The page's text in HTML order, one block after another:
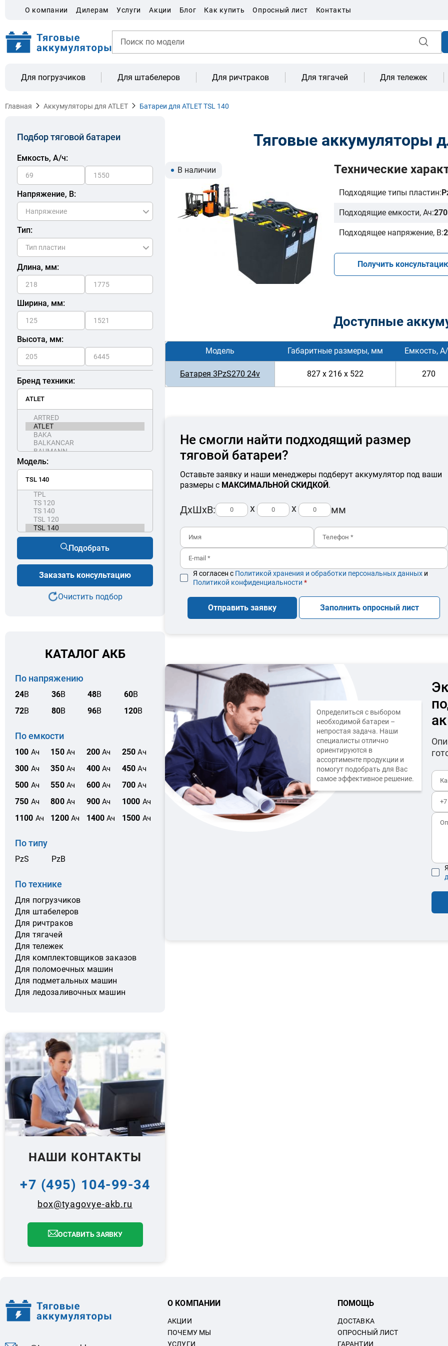
О компании Дилерам Услуги Акции Блог Как купить Опросный лист Контакты
Для погрузчиков Для штабелеров Для ричтраков Для тягачей Для тележек
Главная Аккумуляторы для ATLET Батареи для ATLET TSL 140
Подбор тяговой батареи
Емкость, A/ч:
Напряжение, В:
Тип:
Длина, мм:
Ширина, мм:
Высота, мм:
Бренд техники:
Модель:
Подобрать
Заказать консультацию
Очистить подбор
КАТАЛОГ АКБ
По напряжению
24В 36В 48В 60В
72В 80В 96В 120В
По емкости
100 Ач 150Ач 200Ач 250 Ач
300 Ач 350Ач 400Ач 450 Ач
500 Ач 550Ач 600Ач 700 Ач
750 Ач 800Ач 900Ач 1000 Ач
1100 Ач 1200Ач 1400 Ач 1500 Ач
По типу
PzS PzB
По технике
Для погрузчиков
Для штабелеров
Для ричтраков
Для тягачей
Для тележек
Для комплектовщиков заказов
Для поломоечных машин
Для подметальных машин
Для ледозаливочных машин
НАШИ КОНТАКТЫ
+7 (495) 104-99-34
box@tyagovye-akb.ru
ОСТАВИТЬ ЗАЯВКУ
Тяговые аккумуляторы
В наличии Технические
Подходящие типы пластин:
Подходящие емкости, Ач:270
Подходящее напряжение, В:
Получить
Доступные
Модель Габаритные размеры, мм Емкость,
Батарея 3PzS270 24v 827 x 216 x 522 270
Не смогли найти подходящий размер
тяговой батареи?
Оставьте заявку и наши менеджеры подберут аккумулятор под ваши
размеры с МАКСИМАЛЬНОЙ СКИДКОЙ.
ДхШхВ: x x мм
Я согласен с Политикой хранения и обработки персональных данных и
Политикой конфиденциальности *
Отправить заявку Заполнить опросный лист
Определиться с выбором
необходимой батареи –
непростая задача. Наши
специалисты отлично
ориентируются в
ассортименте продукции и
помогут подобрать для Вас
самое эффективное решение.
О КОМПАНИИ
АКЦИИ
ПОЧЕМУ МЫ
УСЛУГИ
ПОМОЩЬ
ДОСТАВКА
ОПРОСНЫЙ ЛИСТ
ГАРАНТИИ